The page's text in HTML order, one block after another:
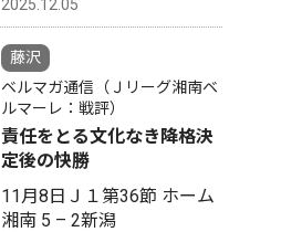
2025.12.05
藤沢
ベルマガ通信（Ｊリーグ湘南ベ
ルマーレ：戦評）
責任をとる文化なき降格決
定後の快勝
11月8日Ｊ１第36節 ホーム
湘南 5 – 2新潟